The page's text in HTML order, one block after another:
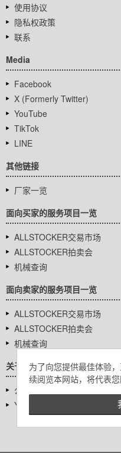
为了向您提供最佳体验
续阅览本网站，将代表
使用协议
隐私权政策
联系
Media
Facebook
X (Formerly Twitter)
YouTube
TikTok
LINE
其他链接
厂家一览
面向买家的服务项目一览
ALLSTOCKER交易市场
ALLSTOCKER拍卖会
机械查询
面向卖家的服务项目一览
ALLSTOCKER交易市场
ALLSTOCKER拍卖会
机械查询
关于我们
公司基本信息
YUTAKA Inc.